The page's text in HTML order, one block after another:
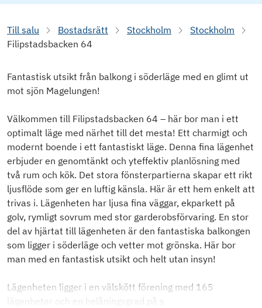
Till salu Bostadsrätt Stockholm
Stockholm
Filipstadsbacken 64
Fantastisk utsikt från balkong i söderläge med en glimt ut
mot sjön Magelungen!
Välkommen till Filipstadsbacken 64 – här bor man i ett
optimalt läge med närhet till det mesta! Ett charmigt och
modernt boende i ett fantastiskt läge. Denna fina lägenhet
erbjuder en genomtänkt och yteffektiv planlösning med
två rum och kök. Det stora fönsterpartierna skapar ett rikt
ljusflöde som ger en luftig känsla. Här är ett hem enkelt att
trivas i. Lägenheten har ljusa fina väggar, ekparkett på
golv, rymligt sovrum med stor garderobsförvaring. En stor
del av hjärtat till lägenheten är den fantastiska balkongen
som ligger i söderläge och vetter mot grönska. Här bor
man med en fantastisk utsikt och helt utan insyn!
Lägenheten ligger i en välskött förening med 165
lägenheter och en belåningsgrad på s